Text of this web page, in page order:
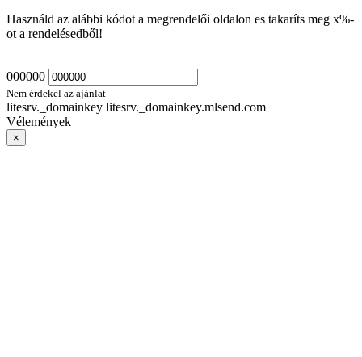
Használd az alábbi kódot a megrendelői oldalon es takaríts meg x%-
ot a rendelésedből!
000000
Nem érdekel az ajánlat
litesrv._domainkey litesrv._domainkey.mlsend.com
Vélemények
×